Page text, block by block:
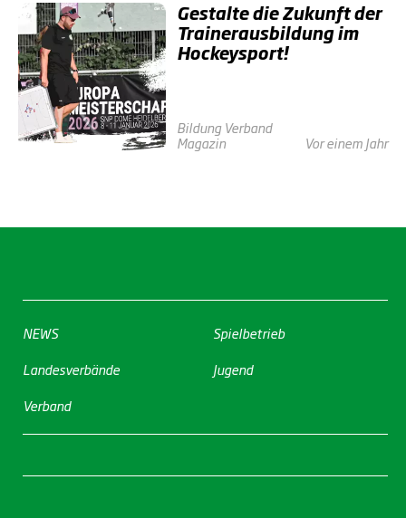
Gestalte die Zukunft der
Trainerausbildung im
Hockeysport!
Bildung Verband
Magazin
Vor einem Jahr
NEWS
Landesverbände
Verband
Spielbetrieb
Jugend